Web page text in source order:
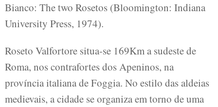
Bianco: The two Rosetos (Bloomington: Indiana
University Press, 1974).
Roseto Valfortore situa-se 169Km a sudeste de
Roma, nos contrafortes dos Apeninos, na
província italiana de Foggia. No estilo das aldeias
medievais, a cidade se organiza em torno de uma